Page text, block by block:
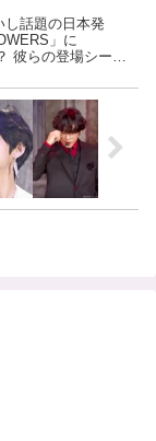
し話題の日本発
」に
彼らの登場シーン